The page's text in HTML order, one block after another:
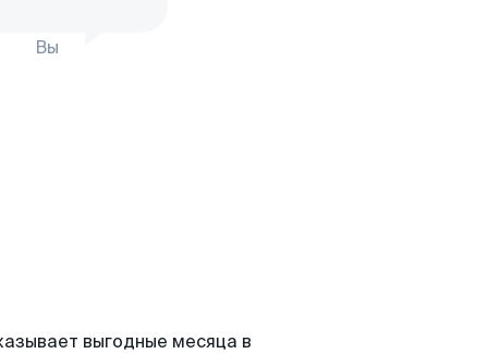
Вы
выгодные месяца в